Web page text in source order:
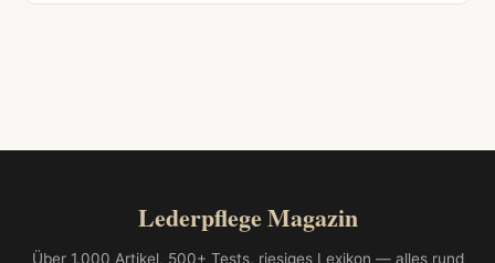
Lederpflege Magazin
Über 1.000 Artikel, 500+ Tests, riesiges Lexikon — alles rund